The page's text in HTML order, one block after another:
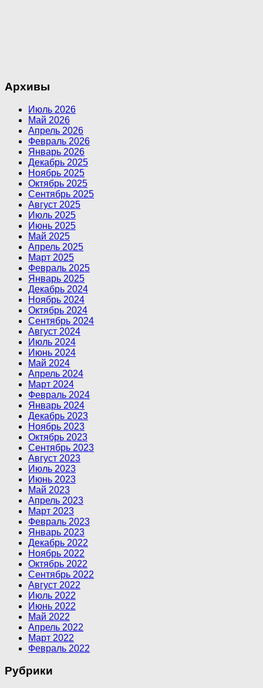
Архивы
Июль 2026
Май 2026
Апрель 2026
Февраль 2026
Январь 2026
Декабрь 2025
Ноябрь 2025
Октябрь 2025
Сентябрь 2025
Август 2025
Июль 2025
Июнь 2025
Май 2025
Апрель 2025
Март 2025
Февраль 2025
Январь 2025
Декабрь 2024
Ноябрь 2024
Октябрь 2024
Сентябрь 2024
Август 2024
Июль 2024
Июнь 2024
Май 2024
Апрель 2024
Март 2024
Февраль 2024
Январь 2024
Декабрь 2023
Ноябрь 2023
Октябрь 2023
Сентябрь 2023
Август 2023
Июль 2023
Июнь 2023
Май 2023
Апрель 2023
Март 2023
Февраль 2023
Январь 2023
Декабрь 2022
Ноябрь 2022
Октябрь 2022
Сентябрь 2022
Август 2022
Июль 2022
Июнь 2022
Май 2022
Апрель 2022
Март 2022
Февраль 2022
Рубрики